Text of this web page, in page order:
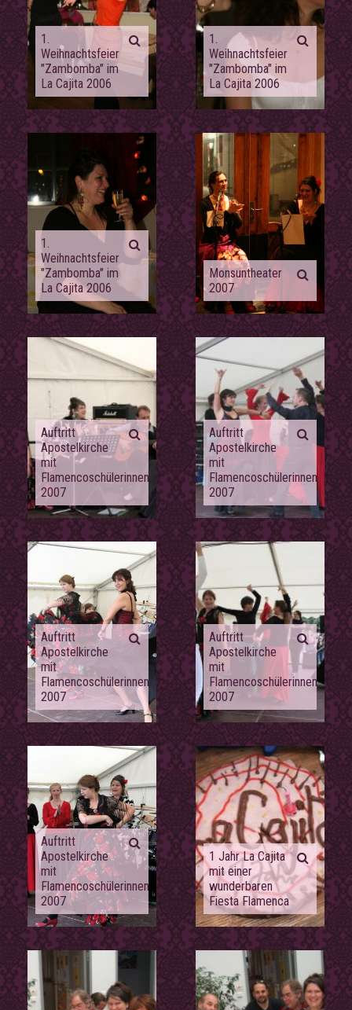
1.
Weihnachtsfeier
"Zambomba" im
La Cajita 2006
1.
Weihnachtsfeier
"Zambomba" im
La Cajita 2006
1.
Weihnachtsfeier
"Zambomba" im
La Cajita 2006
Monsuntheater
2007
Auftritt
Apostelkirche
mit
Flamencoschülerinnen
2007
Auftritt
Apostelkirche
mit
Flamencoschülerinnen
2007
Auftritt
Apostelkirche
mit
Flamencoschülerinnen
2007
Auftritt
Apostelkirche
mit
Flamencoschülerinnen
2007
Auftritt
Apostelkirche
mit
Flamencoschülerinnen
2007
1 Jahr La Cajita
mit einer
wunderbaren
Fiesta Flamenca